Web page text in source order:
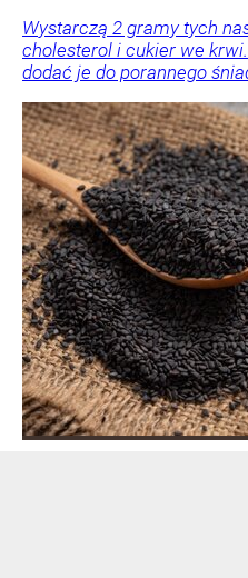
Wystarczą 2 gramy tych
cholesterol i cukier we
dodać je do porannego